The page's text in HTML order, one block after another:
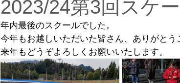
2023/24第3回スケ
年内最後のスクールでした。
今年もお越しいただいた皆さん、ありがとう
来年もどうぞよろしくお願いいたします。